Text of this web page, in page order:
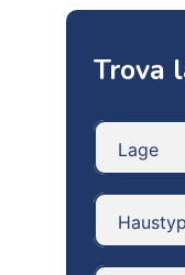
Trova
Lage
Haustyp